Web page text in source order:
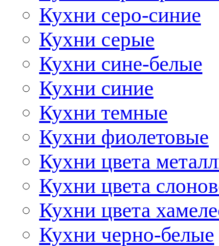
Кухни серо-синие
Кухни серые
Кухни сине-белые
Кухни синие
Кухни темные
Кухни фиолетовые
Кухни цвета
Кухни цвета
Кухни цвета
Кухни черно-белые